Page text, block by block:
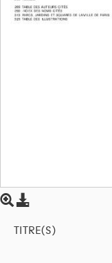
TITRE(S)